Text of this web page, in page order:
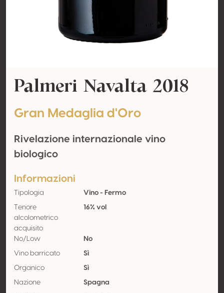
Palmeri Navalta 2018
Gran Medaglia d'Oro
Rivelazione internazionale vino
biologico
Informazioni
Tipologia Vino - Fermo
Tenore
alcolometrico
acquisito
16% vol
No/Low No
Vino barricato Sì
Organico Sì
Nazione Spagna